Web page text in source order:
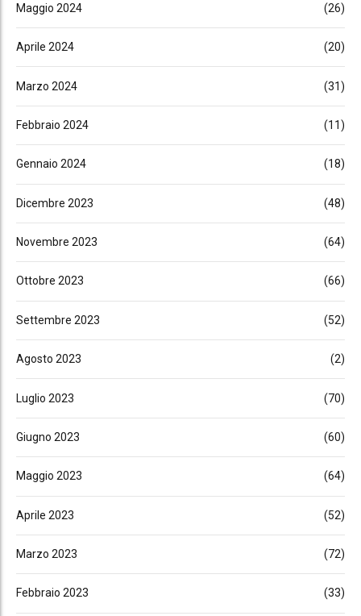
Maggio 2024 (26)
Aprile 2024 (20)
Marzo 2024 (31)
Febbraio 2024 (11)
Gennaio 2024 (18)
Dicembre 2023 (48)
Novembre 2023 (64)
Ottobre 2023 (66)
Settembre 2023 (52)
Agosto 2023 (2)
Luglio 2023 (70)
Giugno 2023 (60)
Maggio 2023 (64)
Aprile 2023 (52)
Marzo 2023 (72)
Febbraio 2023 (33)